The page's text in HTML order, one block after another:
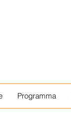
Programma